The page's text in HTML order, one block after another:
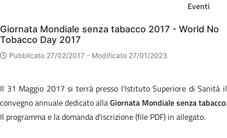
Eventi
Eventi
Giornata Mondiale senza tabacco 2017 - World No
Tobacco Day 2017
Pubblicato 27/02/2017 - Modificato 27/01/2023
Il 31 Maggio 2017 si terrà presso l'Istituto Superiore di Sanità il
convegno annuale dedicato allaGiornata Mondiale senza tabacco.
Il programma e la domanda d'iscrizione (file PDF) in allegato.